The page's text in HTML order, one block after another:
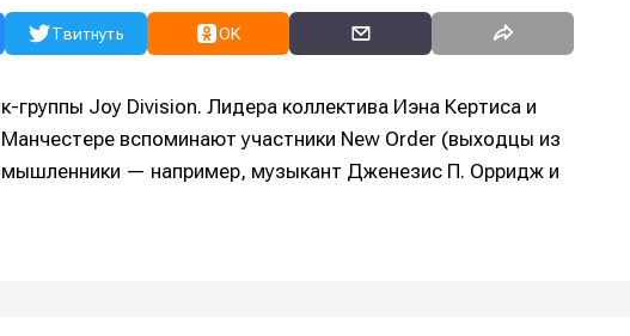
Твитнуть OK
группы Joy Division. Лидера коллектива Иэна Кертиса и
вспоминают участники New Order (выходцы из
— например, музыкант Дженезис П. Орридж и